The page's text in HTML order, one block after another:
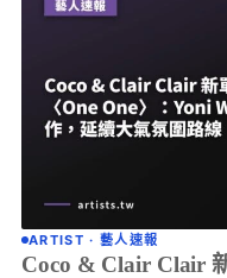
ARTIST · 藝人速報
Coco & Clair Clair